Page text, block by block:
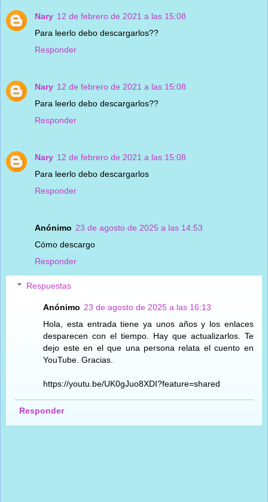
Nary 12 de febrero de 2021 a las 15:08
Para leerlo debo descargarlos??
Responder
Nary 12 de febrero de 2021 a las 15:08
Para leerlo debo descargarlos??
Responder
Nary 12 de febrero de 2021 a las 15:08
Para leerlo debo descargarlos
Responder
Anónimo 23 de agosto de 2025 a las 14:53
Cómo descargo
Responder
Respuestas
Anónimo 23 de agosto de 2025 a las 16:13
Hola, esta entrada tiene ya unos años y los enlaces
desparecen con el tiempo. Hay que actualizarlos. Te
dejo este en el que una persona relata el cuento en
YouTube. Gracias.
https://youtu.be/UK0gJuo8XDI?feature=shared
Responder